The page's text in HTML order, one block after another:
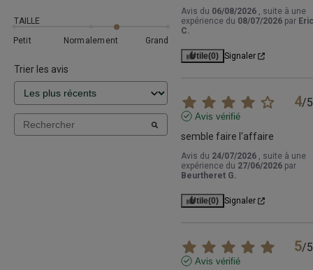
TAILLE
Petit
Normalement Grand
Trier les avis
Avis du 06/08/2026 , suite à une
expérience du 08/07/2026 par Eric
C.
Utile(0) Signaler
4/5
Avis vérifié
semble faire l'affaire
Avis du 24/07/2026 , suite à une
expérience du 27/06/2026 par
Beurtheret G.
Utile(0) Signaler
5/5
Avis vérifié